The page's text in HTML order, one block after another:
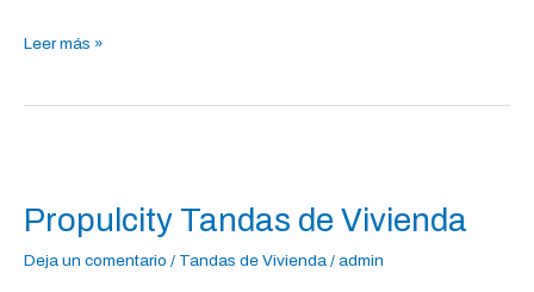
Leer más »
Propulcity Tandas de Vivienda
Deja un comentario / Tandas de Vivienda / admin
de